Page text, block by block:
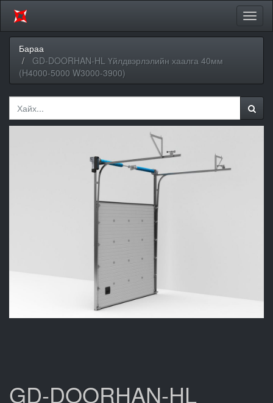
Бараа
GD-DOORHAN-HL Үйлдвэрлэлийн хаалга 40мм
(H4000-5000 W3000-3900)
GD-DOORHAN-HL